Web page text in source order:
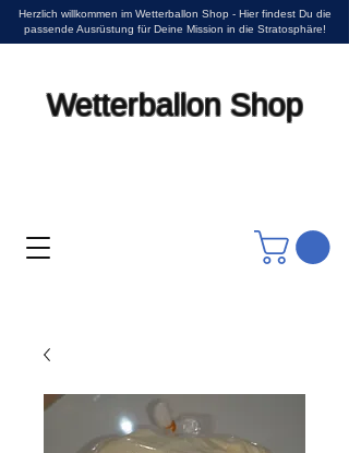
Herzlich willkommen im Wetterballon Shop - Hier findest Du die
passende Ausrüstung für Deine Mission in die Stratosphäre!
Wetterballon Shop